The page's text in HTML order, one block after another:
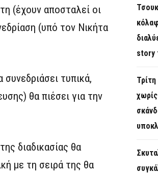
(έχουν αποσταλεί οι
(υπό τον Νικήτα
τυπικά,
θα πιέσει για την
διαδικασίας θα
με τη σειρά της θα
story